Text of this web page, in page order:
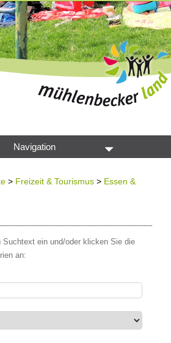
Navigation
> Freizeit & Tourismus > Essen &
Suchtext ein und/oder klicken Sie die
an: